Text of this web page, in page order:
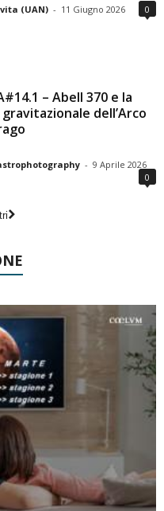
(UAN) - 11 Giugno 2026 0
– Abell 370 e la
dell’Arco
- 9 Aprile 2026
0